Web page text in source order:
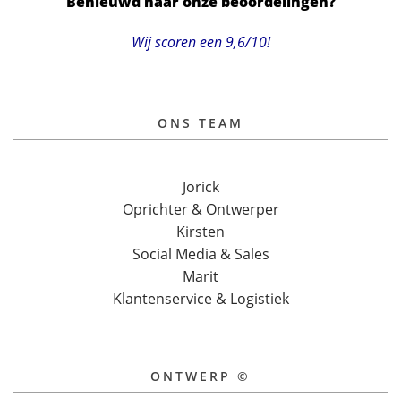
Wij scoren een 9,6/10!
ONS TEAM
Jorick
Oprichter & Ontwerper
Kirsten
Social Media & Sales
Marit
Klantenservice & Logistiek
ONTWERP ©